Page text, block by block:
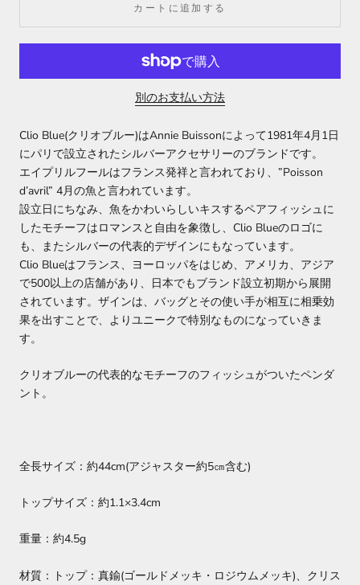
カートに追加する
別のお支払い方法
Clio Blue(クリオブルー)はAnnie Buissonによって1981年4月1日
にパリで設立されたシルバーアクセサリーのブランドです。
エイプリルフールはフランス発祥と言われており、”Poisson
d’avril” 4月の魚と言われています。
設立日にちなみ、魚をかわいらしいキスするペアフィッシュに
したモチーフはロマンスと自由を象徴し、Clio Blueのロゴに
も、またシルバーの代表的デザインにもなっています。
Clio Blueはフランス、ヨーロッパをはじめ、アメリカ、アジア
で500以上の店舗があり、日本でもブランド設立初期から展開
されています。 ザインは、バッグとその使い手が相互に相乗効
果を出すことで、よりユニークで特別なものになっていきま
す。
クリオブルーの代表的なモチーフのフィッシュがついたペンダ
ント。
全長サイズ：約44cm(アジャスター約5㎝含む)
トップサイズ：約1.1×3.4cm
重量：約4.5g
材質：トップ：真鍮(ゴールドメッキ・ロジウムメッキ)、クリス